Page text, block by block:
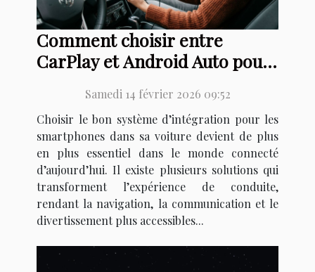
Comment choisir entre
CarPlay et Android Auto pour
Samedi 14 février 2026 09:52
Choisir le bon système d’intégration pour les
smartphones dans sa voiture devient de plus
en plus essentiel dans le monde connecté
d’aujourd’hui. Il existe plusieurs solutions qui
transforment l’expérience de conduite,
rendant la navigation, la communication et le
divertissement plus accessibles...